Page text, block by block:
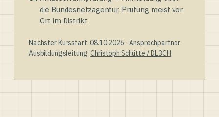
die Bundesnetzagentur, Prüfung meist vor
Ort im Distrikt.
Nächster Kursstart: 08.10.2026 · Ansprechpartner
Ausbildungsleitung: Christoph Schütte / DL3CH